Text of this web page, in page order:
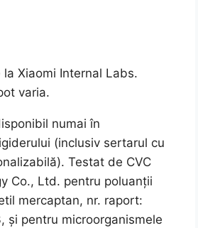
Xiaomi Internal Labs.
varia.
numai în
(inclusiv sertarul cu
Testat de CVC
Co., Ltd. pentru poluanții
mercaptan, nr. raport:
și pentru microorganismele